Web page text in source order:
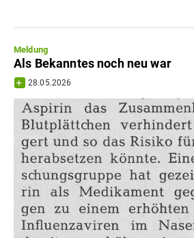
Meldung
Als Bekanntes noch neu war
28.05.2026